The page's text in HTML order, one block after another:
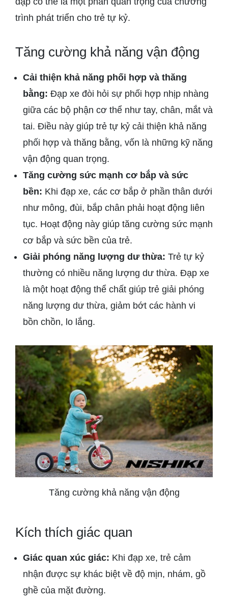
trình phát triển cho trẻ tự kỷ.
Tăng cường khả năng vận động
Cải thiện khả năng phối hợp và thăng
bằng: Đạp xe đòi hỏi sự phối hợp nhịp nhàng
giữa các bộ phận cơ thể như tay, chân, mắt và
tai. Điều này giúp trẻ tự kỷ cải thiện khả năng
phối hợp và thăng bằng, vốn là những kỹ năng
vận động quan trọng.
Tăng cường sức mạnh cơ bắp và sức
bền: Khi đạp xe, các cơ bắp ở phần thân dưới
như mông, đùi, bắp chân phải hoạt động liên
tục. Hoạt động này giúp tăng cường sức mạnh
cơ bắp và sức bền của trẻ.
Giải phóng năng lượng dư thừa: Trẻ tự kỷ
thường có nhiều năng lượng dư thừa. Đạp xe
là một hoạt động thể chất giúp trẻ giải phóng
năng lượng dư thừa, giảm bớt các hành vi
bồn chồn, lo lắng.
Tăng cường khả năng vận động
Kích thích giác quan
Giác quan xúc giác: Khi đạp xe, trẻ cảm
nhận được sự khác biệt về độ mịn, nhám, gồ
ghề của mặt đường.